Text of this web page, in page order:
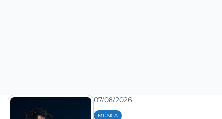
07/08/2026
MÚSICA